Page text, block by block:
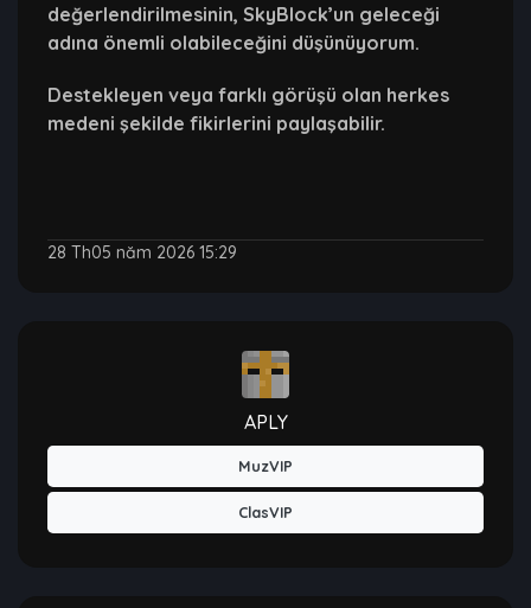
değerlendirilmesinin, SkyBlock’un geleceği
adına önemli olabileceğini düşünüyorum.
Destekleyen veya farklı görüşü olan herkes
medeni şekilde fikirlerini paylaşabilir.
28 Th05 năm 2026 15:29
APLY
MuzVIP
ClasVIP